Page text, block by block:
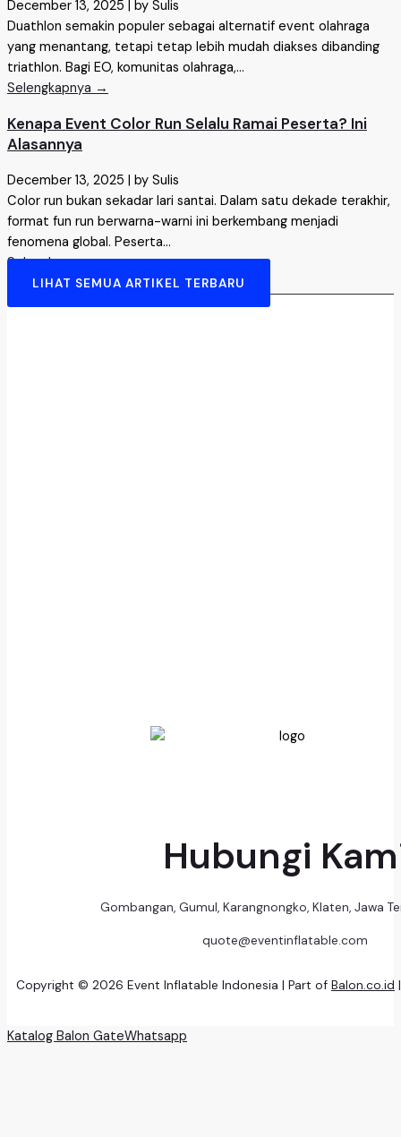
December 13, 2025
by Sulis
Duathlon semakin populer sebagai alternatif event olahraga
yang menantang, tetapi tetap lebih mudah diakses dibanding
triathlon. Bagi EO, komunitas olahraga,...
Selengkapnya →
Kenapa Event Color Run Selalu Ramai Peserta? Ini
Alasannya
December 13, 2025 | by Sulis
Color run bukan sekadar lari santai. Dalam satu dekade terakhir,
format fun run berwarna-warni ini berkembang menjadi
fenomena global. Peserta...
Selengkapnya →
LIHAT SEMUA ARTIKEL TERBARU
Hubungi
Gombangan, Gumul, Karangnongko, Klaten, Jawa
quote@eventinflatable.com
Copyright © 2026 Event Inflatable Indonesia | Part of Balon.co.id
Katalog Balon GateWhatsapp